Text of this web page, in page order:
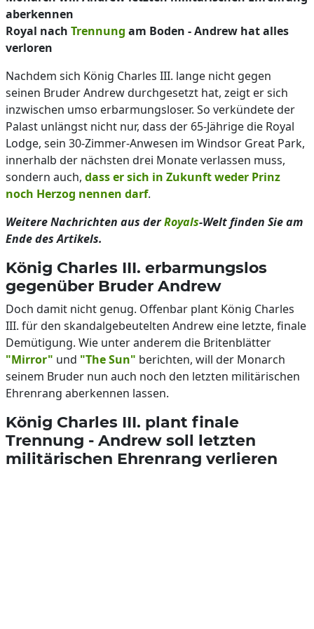
aberkennen
Royal nach Trennung am Boden - Andrew hat alles
verloren
Nachdem sich König Charles III. lange nicht gegen
seinen Bruder Andrew durchgesetzt hat, zeigt er sich
inzwischen umso erbarmungsloser. So verkündete der
Palast unlängst nicht nur, dass der 65-Jährige die Royal
Lodge, sein 30-Zimmer-Anwesen im Windsor Great Park,
innerhalb der nächsten drei Monate verlassen muss,
sondern auch, dass er sich in Zukunft weder Prinz
noch Herzog nennen darf.
Weitere Nachrichten aus derRoyals-Welt finden Sie am
Ende des Artikels.
König Charles III. erbarmungslos
gegenüber Bruder Andrew
Doch damit nicht genug. Offenbar plant König Charles
III. für den skandalgebeutelten Andrew eine letzte, finale
Demütigung. Wie unter anderem die Britenblätter
"Mirror" und "The Sun" berichten, will der Monarch
seinem Bruder nun auch noch den letzten militärischen
Ehrenrang aberkennen lassen.
König Charles III. plant finale
Trennung - Andrew soll letzten
militärischen Ehrenrang verlieren